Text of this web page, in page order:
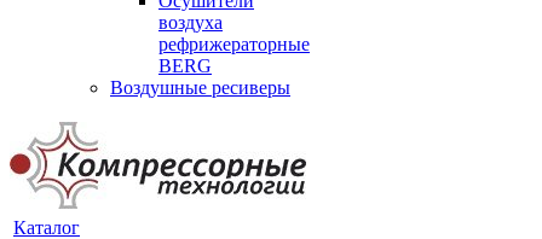
воздуха
рефрижераторные
BERG
Воздушные ресиверы
Каталог